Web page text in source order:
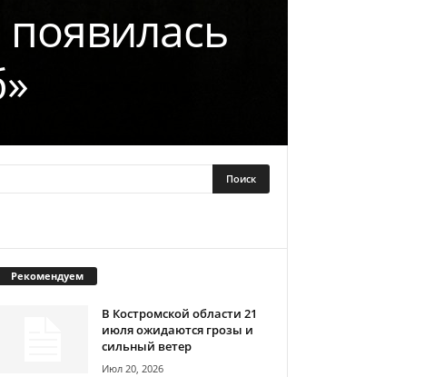
Рекомендуем
В Костромской области 21
июля ожидаются грозы и
сильный ветер
Июл 20, 2026